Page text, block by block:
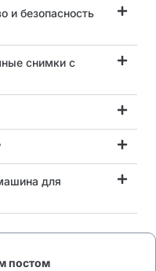
и безопасность
снимки с
для
постом